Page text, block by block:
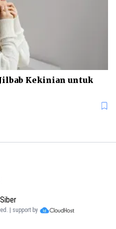
Kekinian untuk
| support by